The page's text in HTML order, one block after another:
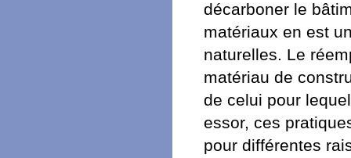
décarboner le
matériaux en est
naturelles. Le
matériau de
de celui pour
essor, ces
pour différentes